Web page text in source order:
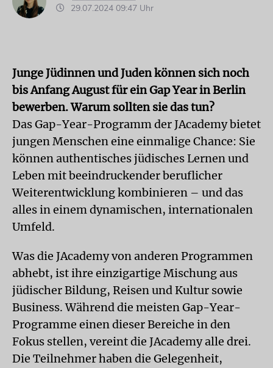
29.07.2024 09:47 Uhr
Junge Jüdinnen und Juden können sich noch
bis Anfang August für ein Gap Year in Berlin
bewerben. Warum sollten sie das tun?
Das Gap-Year-Programm der JAcademy bietet
jungen Menschen eine einmalige Chance: Sie
können authentisches jüdisches Lernen und
Leben mit beeindruckender beruflicher
Weiterentwicklung kombinieren – und das
alles in einem dynamischen, internationalen
Umfeld.
Was die JAcademy von anderen Programmen
abhebt, ist ihre einzigartige Mischung aus
jüdischer Bildung, Reisen und Kultur sowie
Business. Während die meisten Gap-Year-
Programme einen dieser Bereiche in den
Fokus stellen, vereint die JAcademy alle drei.
Die Teilnehmer haben die Gelegenheit,